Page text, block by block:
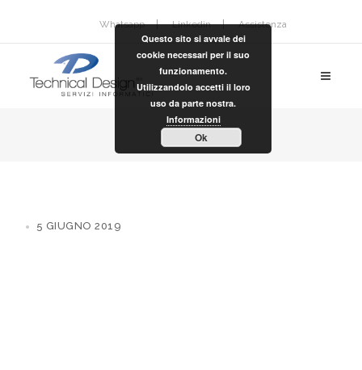
Whatsapp Linkedin Assistenza
5 GIUGNO 2019
Questo sito si avvale dei
cookie necessari per il suo
funzionamento.
Utilizzandolo accetti il loro
uso da parte nostra.
Informazioni
Ok